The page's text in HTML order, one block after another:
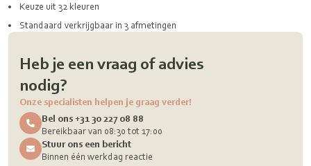
Keuze uit 32 kleuren
Standaard verkrijgbaar in 3 afmetingen
Heb je een vraag of advies
nodig?
Onze specialisten helpen je graag verder!
Bel ons +31 30 227 08 88
Bereikbaar van 08:30 tot 17:00
Stuur ons een bericht
Binnen één werkdag reactie